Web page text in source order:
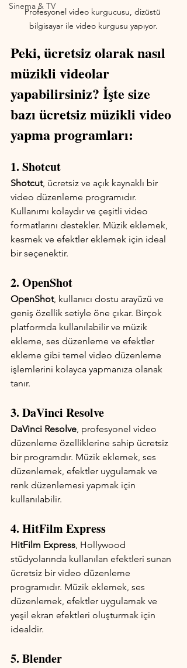
Sinema & TV
Profesyonel video kurgucusu, dizüstü
bilgisayar ile video kurgusu yapıyor.
Peki, ücretsiz olarak nasıl
müzikli videolar
yapabilirsiniz? İşte size
bazı ücretsiz müzikli video
yapma programları:
1. Shotcut
Shotcut, ücretsiz ve açık kaynaklı bir
video düzenleme programıdır.
Kullanımı kolaydır ve çeşitli video
formatlarını destekler. Müzik eklemek,
kesmek ve efektler eklemek için ideal
bir seçenektir.
2. OpenShot
OpenShot, kullanıcı dostu arayüzü ve
geniş özellik setiyle öne çıkar. Birçok
platformda kullanılabilir ve müzik
ekleme, ses düzenleme ve efektler
ekleme gibi temel video düzenleme
işlemlerini kolayca yapmanıza olanak
tanır.
3. DaVinci Resolve
DaVinci Resolve, profesyonel video
düzenleme özelliklerine sahip ücretsiz
bir programdır. Müzik eklemek, ses
düzenlemek, efektler uygulamak ve
renk düzenlemesi yapmak için
kullanılabilir.
4. HitFilm Express
HitFilm Express, Hollywood
stüdyolarında kullanılan efektleri sunan
ücretsiz bir video düzenleme
programıdır. Müzik eklemek, ses
düzenlemek, efektler uygulamak ve
yeşil ekran efektleri oluşturmak için
idealdir.
5. Blender